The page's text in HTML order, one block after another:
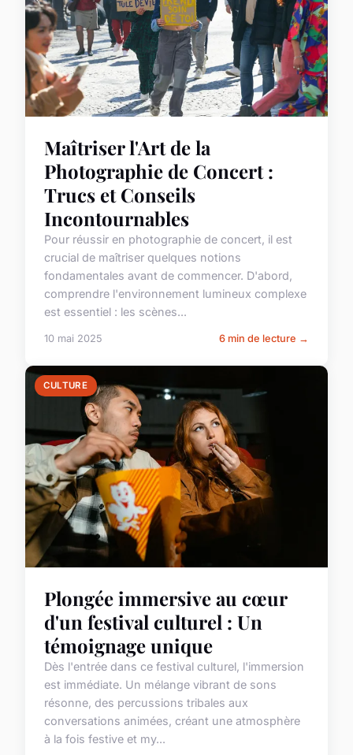
Maîtriser l'Art de la
Photographie de Concert :
Trucs et Conseils
Incontournables
Pour réussir en photographie de concert, il est
crucial de maîtriser quelques notions
fondamentales avant de commencer. D'abord,
comprendre l'environnement lumineux complexe
est essentiel : les scènes...
10 mai 2025 6 min de lecture →
CULTURE
Plongée immersive au cœur
d'un festival culturel : Un
témoignage unique
Dès l'entrée dans ce festival culturel, l'immersion
est immédiate. Un mélange vibrant de sons
résonne, des percussions tribales aux
conversations animées, créant une atmosphère
à la fois festive et my...